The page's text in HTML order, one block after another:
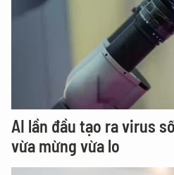
AI lần đầu tạo ra virus
vừa mừng vừa lo